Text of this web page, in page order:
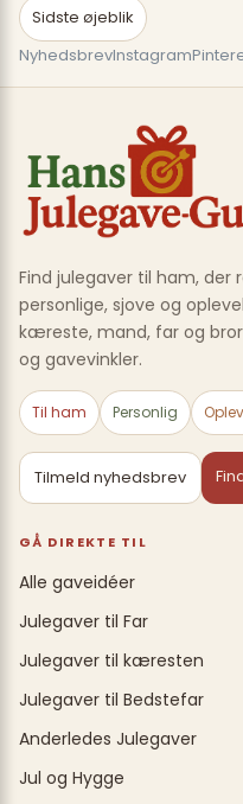
Sidste øjeblik
NyhedsbrevInstagram
Find julegaver til ham, der
personlige, sjove og
kæreste, mand, far og
og gavevinkler.
Til ham Personlig
Tilmeld nyhedsbrev
GÅ DIREKTE TIL
Alle gaveidéer
Julegaver til Far
Julegaver til kæresten
Julegaver til Bedstefar
Anderledes Julegaver
Jul og Hygge